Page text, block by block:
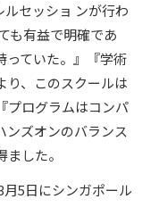
セッショ ンが行わ
も有益で明確であ
っていた。』『学術
り、このスクールは
プログラムはコンパ
ンズオンのバランス
した。
5日にシンガポール